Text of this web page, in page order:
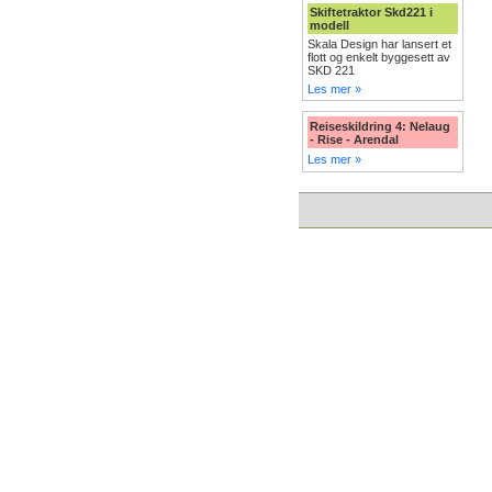
Skiftetraktor Skd221 i
modell
Skala Design har lansert et
flott og enkelt byggesett av
SKD 221
Les mer »
Reiseskildring 4: Nelaug
- Rise - Arendal
Les mer »